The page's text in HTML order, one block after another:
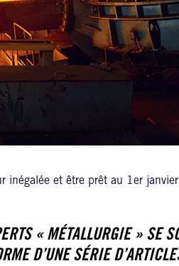
inégalée et être prêt au 1er
« MÉTALLURGIE » SE
D’UNE SÉRIE